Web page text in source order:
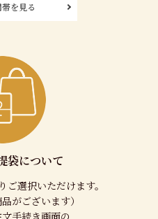
を見る
袋について
選択いただけます。
がございます）
手続き画面の